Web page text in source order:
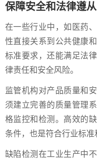
保障安全和法律遵从
在一些行业中，如医药
性直接关系到公共健康
标准要求，还能满足法
律责任和安全风险。
监管机构对产品质量和
须建立完善的质量管理
格监控和检测。高效的
条件，也是符合行业标准
缺陷检测在工业生产中